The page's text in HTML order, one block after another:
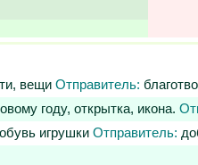
вещи Отправитель:
году, открытка, икона.
игрушки Отправитель: